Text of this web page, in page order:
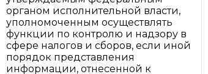
органом исполнительной власти,
уполномоченным осуществлять
функции по контролю и надзору в
сфере налогов и сборов, если иной
порядок представления
информации, отнесенной к